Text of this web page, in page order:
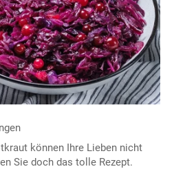
können Ihre Lieben nicht
Sie doch das tolle Rezept.